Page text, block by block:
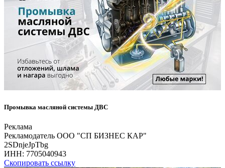
Промывка масляной системы ДВС
Реклама
Рекламодатель ООО "СП БИЗНЕС КАР"
2SDnjeJpTbg
ИНН: 7705040943
Скопировать ссылку